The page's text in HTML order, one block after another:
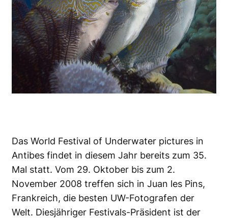
Das World Festival of Underwater pictures in
Antibes findet in diesem Jahr bereits zum 35.
Mal statt. Vom 29. Oktober bis zum 2.
November 2008 treffen sich in Juan les Pins,
Frankreich, die besten UW-Fotografen der
Welt. Diesjähriger Festivals-Präsident ist der